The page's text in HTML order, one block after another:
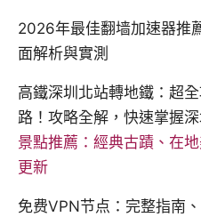
2026年最佳翻墙加速器推
面解析與實測
高鐵深圳北站轉地鐵：超
路！攻略全解，快速掌握
景點推薦：經典古蹟、在
更新
免费VPN节点：完整指南